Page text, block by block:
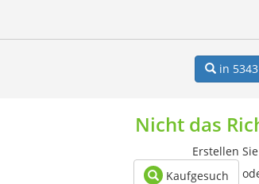
in 5343
Nicht das
Erstellen
Kaufgesuch